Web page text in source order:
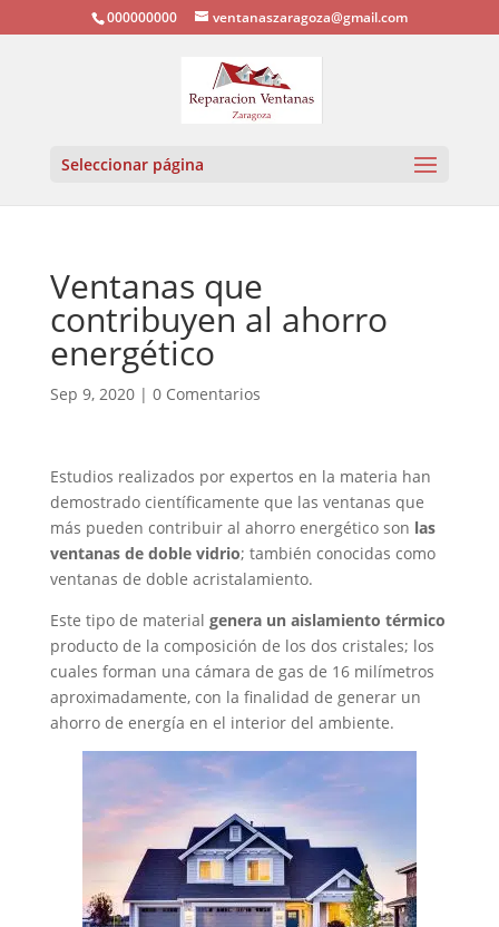
000000000 ventanaszaragoza@gmail.com
Seleccionar página
Ventanas que
contribuyen al ahorro
energético
Sep 9, 2020| 0 Comentarios
Estudios realizados por expertos en la materia han
demostrado científicamente que las ventanas que
más pueden contribuir al ahorro energético son las
ventanas de doble vidrio; también conocidas como
ventanas de doble acristalamiento.
Este tipo de material genera un aislamiento térmico
producto de la composición de los dos cristales; los
cuales forman una cámara de gas de 16 milímetros
aproximadamente, con la finalidad de generar un
ahorro de energía en el interior del ambiente.